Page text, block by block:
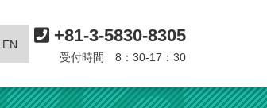
EN +81-3-5830-8305
受付時間 8：30-17：30